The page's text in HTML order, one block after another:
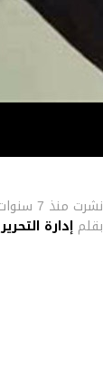
نشرت منذ 7 سنوات
بقلم إدارة التحرير